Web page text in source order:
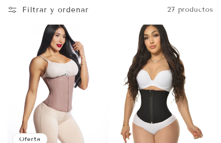
e
Filtrar y ordenar 27 productos
Oferta